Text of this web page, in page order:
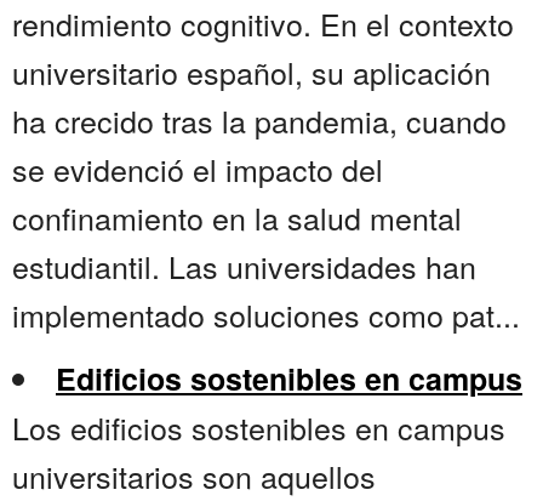
rendimiento cognitivo. En el contexto
universitario español, su aplicación
ha crecido tras la pandemia, cuando
se evidenció el impacto del
confinamiento en la salud mental
estudiantil. Las universidades han
implementado soluciones como pat...
Edificios sostenibles en campus
Los edificios sostenibles en campus
universitarios son aquellos